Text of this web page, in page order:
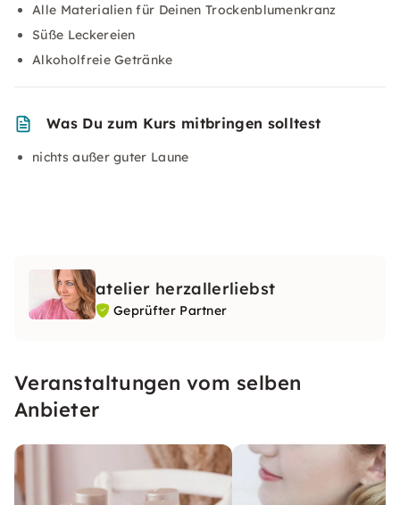
Alle Materialien für Deinen Trockenblumenkranz
Süße Leckereien
Alkoholfreie Getränke
Was Du zum Kurs mitbringen solltest
nichts außer guter Laune
atelier herzallerliebst
Geprüfter Partner
Veranstaltungen vom selben
Anbieter